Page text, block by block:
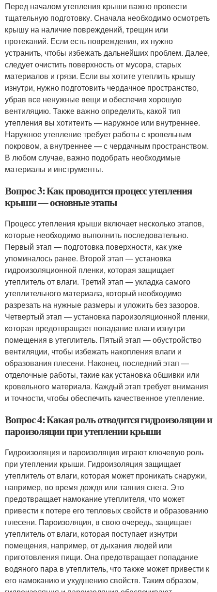
Перед началом утепления крыши важно провести
тщательную подготовку. Сначала необходимо осмотреть
крышу на наличие повреждений, трещин или
протеканий. Если есть повреждения, их нужно
устранить, чтобы избежать дальнейших проблем. Далее,
следует очистить поверхность от мусора, старых
материалов и грязи. Если вы хотите утеплить крышу
изнутри, нужно подготовить чердачное пространство,
убрав все ненужные вещи и обеспечив хорошую
вентиляцию. Также важно определить, какой тип
утепления вы хотитеить — наружное или внутреннее.
Наружное утепление требует работы с кровельным
покровом, а внутреннее — с чердачным пространством.
В любом случае, важно подобрать необходимые
материалы и инструменты.
Вопрос 3: Как проводится процесс утепления
крыши — основные этапы
Процесс утепления крыши включает несколько этапов,
которые необходимо выполнить последовательно.
Первый этап — подготовка поверхности, как уже
упоминалось ранее. Второй этап — установка
гидроизоляционной пленки, которая защищает
утеплитель от влаги. Третий этап — укладка самого
утеплительного материала, который необходимо
разрезать на нужные размеры и уложить без зазоров.
Четвертый этап — установка пароизоляционной пленки,
которая предотвращает попадание влаги изнутри
помещения в утеплитель. Пятый этап — обустройство
вентиляции, чтобы избежать накопления влаги и
образования плесени. Наконец, последний этап —
отделочные работы, такие как установка обшивки или
кровельного материала. Каждый этап требует внимания
и точности, чтобы обеспечить качественное утепление.
Вопрос 4: Какая роль отводится гидроизоляции и
пароизоляции при утеплении крыши
Гидроизоляция и пароизоляция играют ключевую роль
при утеплении крыши. Гидроизоляция защищает
утеплитель от влаги, которая может проникать снаружи,
например, во время дождя или таяния снега. Это
предотвращает намокание утеплителя, что может
привести к потере его тепловых свойств и образованию
плесени. Пароизоляция, в свою очередь, защищает
утеплитель от влаги, которая поступает изнутри
помещения, например, от дыхания людей или
приготовления пищи. Она предотвращает попадание
водяного пара в утеплитель, что также может привести к
его намоканию и ухудшению свойств. Таким образом,